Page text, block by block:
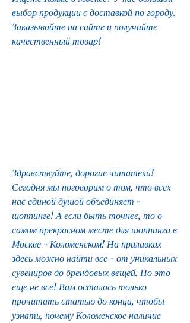
выбор продукции с доставкой по городу.
Заказывайте на сайте и получайте
качественный товар!
Здравствуйте, дорогие читатели!
Сегодня мы поговорим о том, что всех
нас единой душой объединяет -
шоппинге! А если быть точнее, то о
самом прекрасном месте для шоппинга в
Москве - Коломенском! На прилавках
здесь можно найти все - от уникальных
сувениров до брендовых вещей. Но это
еще не все! Вам осталось только
прочитать статью до конца, чтобы
узнать, почему Коломенское наличие